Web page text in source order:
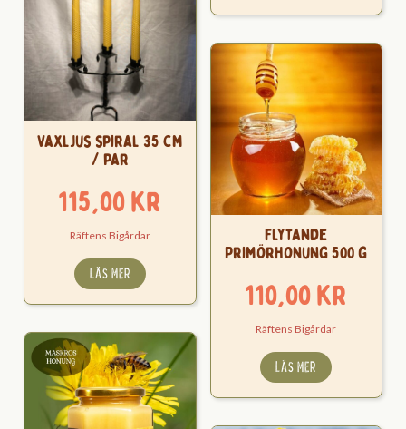
Vaxljus spiral 35 cm
/ par
115,00kr
Räftens Bigårdar
LÄS MER
Flytande
Primörhonung 500 g
110,00kr
Räftens Bigårdar
LÄS MER